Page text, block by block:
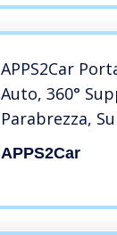
APPS2Car
Auto, 360°
Parabrezza,
dar Auto per
APPS2Car